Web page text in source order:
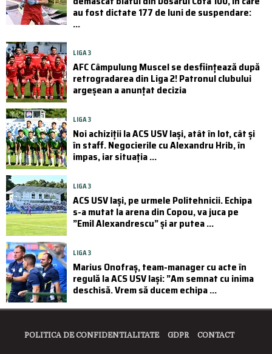
au fost dictate 177 de luni de suspendare:
...
LIGA 3
AFC Câmpulung Muscel se desființează după
retrogradarea din Liga 2! Patronul clubului
argeșean a anunțat decizia
LIGA 3
Noi achiziții la ACS USV Iași, atât în lot, cât și
în staff. Negocierile cu Alexandru Hrib, în
impas, iar situația ...
LIGA 3
ACS USV Iași, pe urmele Politehnicii. Echipa
s-a mutat la arena din Copou, va juca pe
”Emil Alexandrescu” și ar putea ...
LIGA 3
Marius Onofraș, team-manager cu acte în
regulă la ACS USV Iași: ”Am semnat cu inima
deschisă. Vrem să ducem echipa ...
POLITICA DE CONFIDENTIALITATE GDPR CONTACT